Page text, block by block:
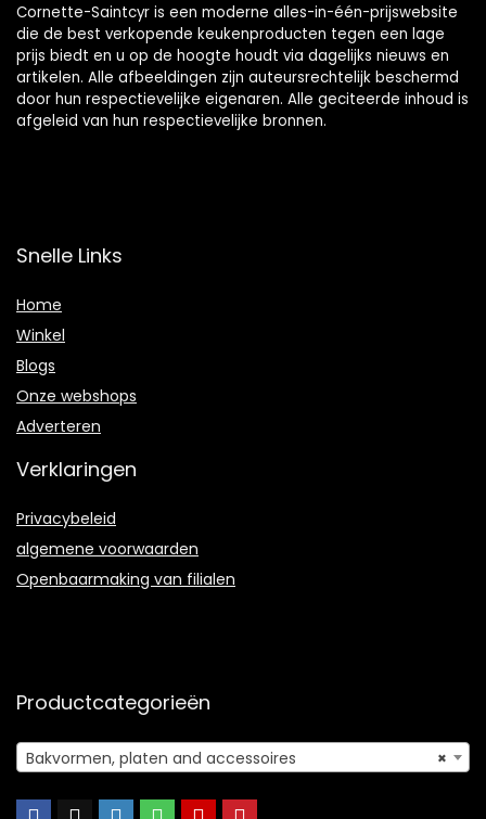
Cornette-Saintcyr is een moderne alles-in-één-prijswebsite
die de best verkopende keukenproducten tegen een lage
prijs biedt en u op de hoogte houdt via dagelijks nieuws en
artikelen. Alle afbeeldingen zijn auteursrechtelijk beschermd
door hun respectievelijke eigenaren. Alle geciteerde inhoud is
afgeleid van hun respectievelijke bronnen.
Snelle Links
Home
Winkel
Blogs
Onze webshops
Adverteren
Verklaringen
Privacybeleid
algemene voorwaarden
Openbaarmaking van filialen
Productcategorieën
×
Bakvormen, platen and accessoires